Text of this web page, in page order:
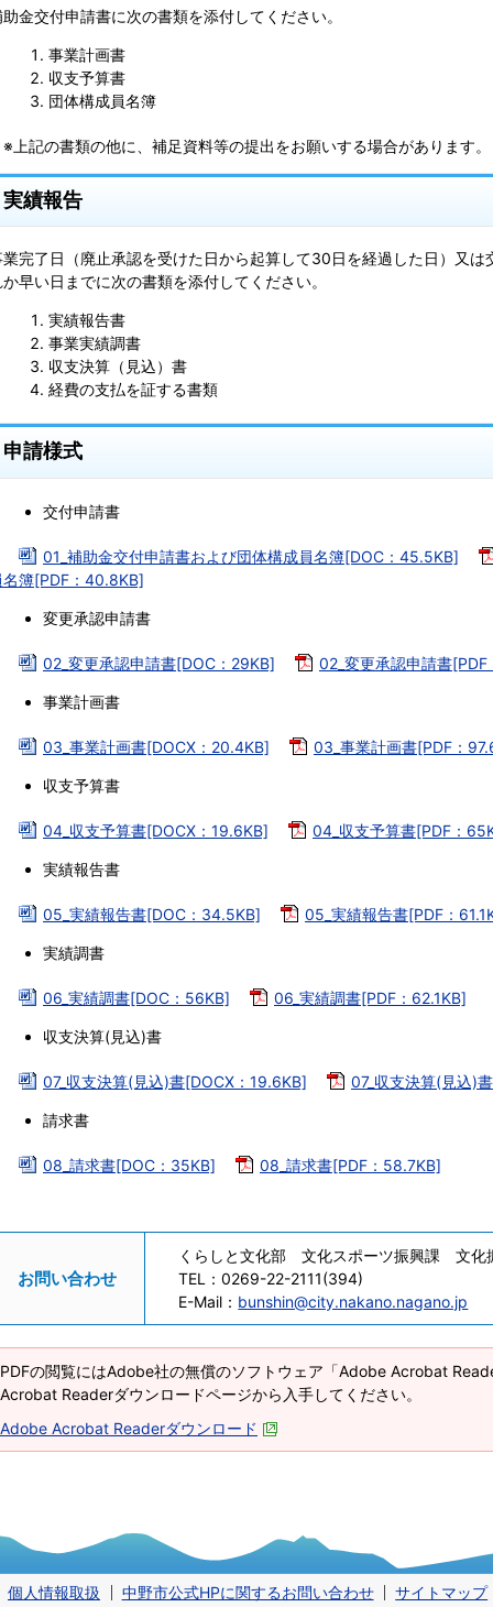
金交付申請書に次の書類を添付してください。
事業計画書
収支予算書
団体構成員名簿
記の書類の他に、補足資料等の提出をお願いする場合があります。
実績報告
業完了日（廃止承認を受けた日から起算して30日を経過した日）又
早い日までに次の書類を添付してください。
実績報告書
事業実績調書
収支決算（見込）書
経費の支払を証する書類
申請様式
交付申請書
01_補助金交付申請書および団体構成員名簿[DOC：45.5KB]
名簿[PDF：40.8KB]
変更承認申請書
02_変更承認申請書[DOC：29KB] 02_変更承認申請書
事業計画書
03_事業計画書[DOCX：20.4KB] 03_事業計画書[PDF：
収支予算書
04_収支予算書[DOCX：19.6KB] 04_収支予算書[PDF：
実績報告書
05_実績報告書[DOC：34.5KB] 05_実績報告書[PDF：
実績調書
06_実績調書[DOC：56KB] 06_実績調書[PDF：62.1KB]
収支決算(見込)書
07_収支決算(見込)書[DOCX：19.6KB] 07_収支決算(見込)
請求書
08_請求書[DOC：35KB] 08_請求書[PDF：58.7KB]
お問い合わせ
くらしと文化部 文化スポーツ振興課 文化
TEL：0269-22-2111(394)
E-Mail： bunshin@city.nakano.nagano.jp
PDFの閲覧にはAdobe社の無償のソフトウェア「Adobe Acrobat
Acrobat Readerダウンロードページから入手してください。
Adobe Acrobat Readerダウンロード
個人情報取扱 中野市公式HPに関するお問い合わせ サイトマップ